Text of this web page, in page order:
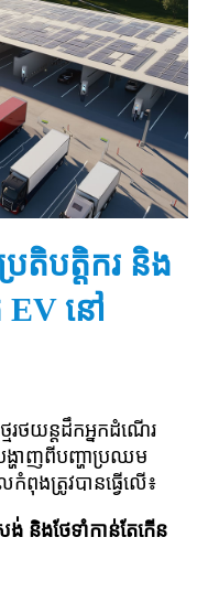
តិបត្តិករ និង
EV នៅ
រថយន្តដឹកអ្នកដំណើរ
ង្ហាញពីបញ្ហាប្រឈម
ពុង​ត្រូវ​បាន​ធ្វើ​លើ៖
និងថែទាំកាន់តែកើន